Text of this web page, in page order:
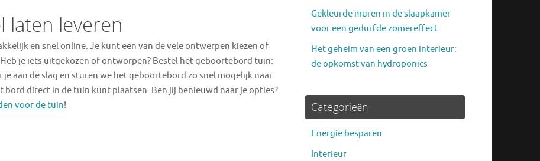
laten leveren
en snel online. Je kunt een van de vele ontwerpen kiezen of
je iets uitgekozen of ontworpen? Bestel het geboortebord tuin:
aan de slag en sturen we het geboortebord zo snel mogelijk naar
direct in de tuin kunt plaatsen. Ben jij benieuwd naar je opties?
voor de tuin!
Gekleurde muren in de slaapkamer
voor een gedurfde zomereffect
Het geheim van een groen interieur:
de opkomst van hydroponics
Categorieën
Energie besparen
Interieur